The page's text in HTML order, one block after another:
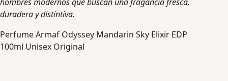
duradera y distintiva.
Perfume Armaf Odyssey Mandarin Sky Elixir EDP
100ml Unisex Original